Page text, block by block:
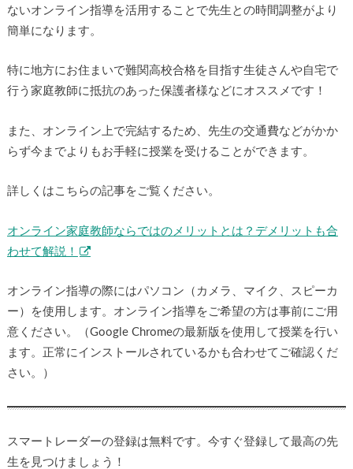
ないオンライン指導を活用することで先生との時間調整がより
簡単になります。
特に地方にお住まいで難関高校合格を目指す生徒さんや自宅で
行う家庭教師に抵抗のあった保護者様などにオススメです！
また、オンライン上で完結するため、先生の交通費などがかか
らず今までよりもお手軽に授業を受けることができます。
詳しくはこちらの記事をご覧ください。
オンライン家庭教師ならではのメリットとは？デメリットも合
わせて解説！
オンライン指導の際にはパソコン（カメラ、マイク、スピーカ
ー）を使用します。オンライン指導をご希望の方は事前にご用
意ください。（Google Chromeの最新版を使用して授業を行い
ます。正常にインストールされているかも合わせてご確認くだ
さい。）
スマートレーダーの登録は無料です。今すぐ登録して最高の先
生を見つけましょう！